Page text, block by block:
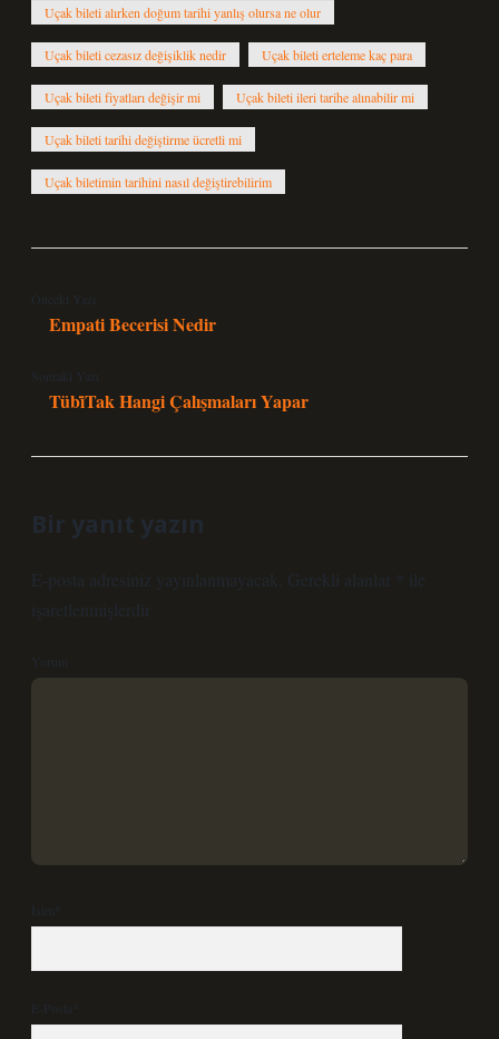
Uçak bileti alırken doğum tarihi yanlış olursa ne olur
Uçak bileti cezasız değişiklik nedir Uçak bileti erteleme kaç para
Uçak bileti fiyatları değişir mi Uçak bileti ileri tarihe alınabilir mi
Uçak bileti tarihi değiştirme ücretli mi
Uçak biletimin tarihini nasıl değiştirebilirim
Önceki Yazı
Empati Becerisi Nedir
Sonraki Yazı
Tübi̇Tak Hangi Çalışmaları Yapar
Bir yanıt yazın
E-posta adresiniz yayınlanmayacak. Gerekli alanlar
ile
işaretlenmişlerdir
Yorum
İsim*
E-Posta*